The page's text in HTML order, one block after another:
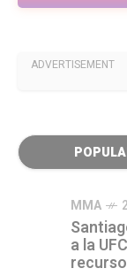
ADVERTISEMENT
MMA
a la